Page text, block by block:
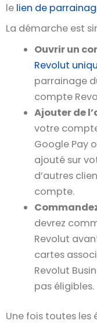
le lien de
La démarche est
Ouvrir un
Revolut
parrainage
compte
Ajouter de
votre
Google Pay
ajouté sur
d’autres
compte.
devrez
Revolut
cartes
Revolut
pas éligibles.
Une fois toutes les